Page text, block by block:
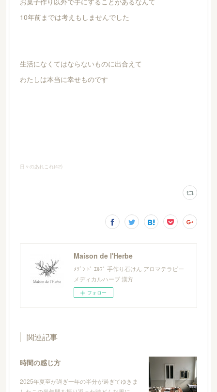
10年前までは考えもしませんでした
生活になくてはならないものに出合えて
わたしは本当に幸せものです
日々のあれこれ(42)
Maison de l'Herbe
ﾒｿﾞﾝ ﾄﾞ ｴﾙﾌﾞ 手作り石けん アロマテラピー
メディカルハーブ 漢方
フォロー
関連記事
時間の感じ方
2025年夏至が過ぎ一年の半分が過ぎてゆきま